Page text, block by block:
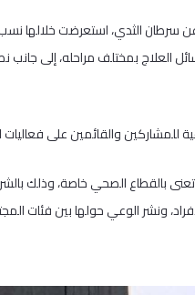
الثدي، استعرضت خلالها نسب
العلاج بمختلف مراحله، إلى
للمشاركين والقائمين على فعاليات
بالقطاع الصحي خاصة، وذلك
ونشر الوعي حولها بين فئات